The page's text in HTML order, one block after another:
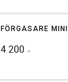
FÖRGASARE
4 200 :-